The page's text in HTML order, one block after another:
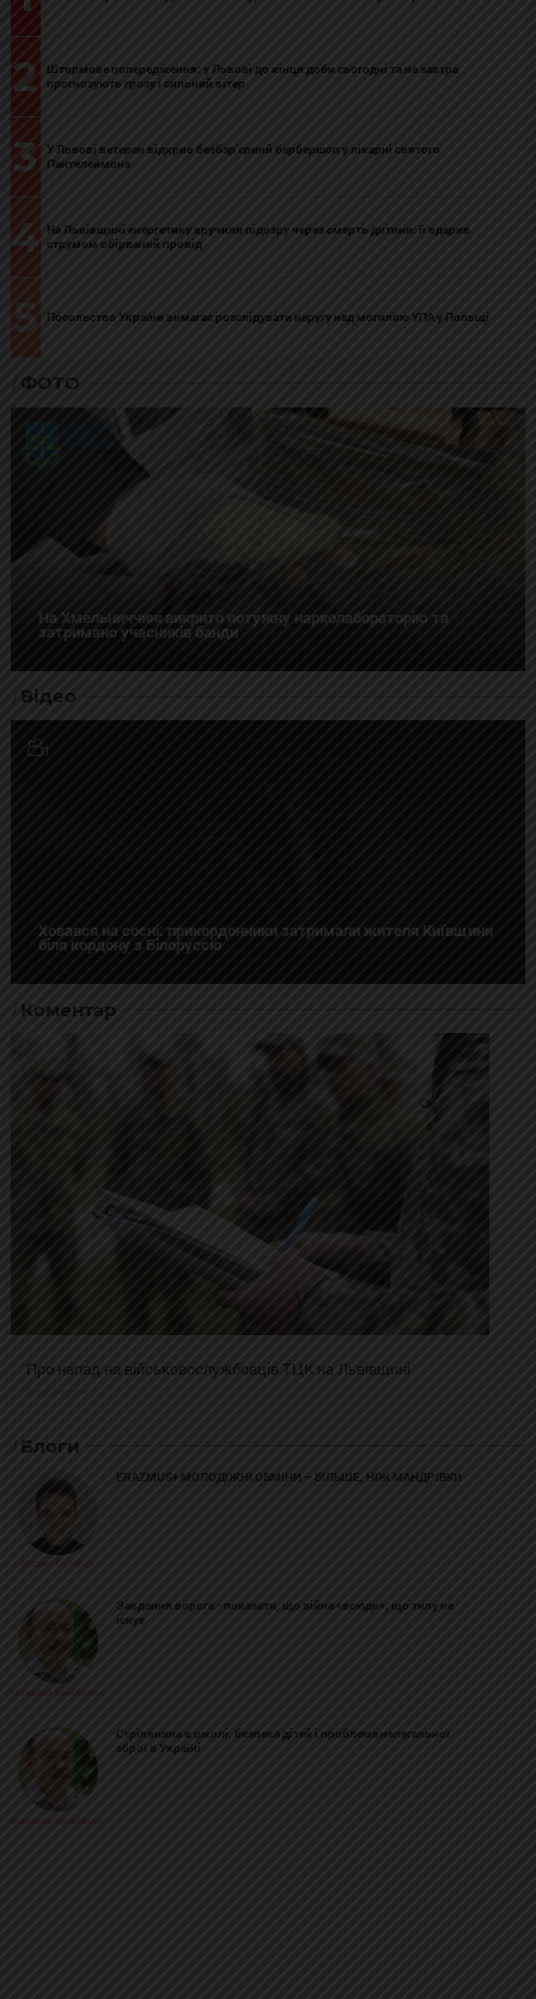
2
Штормове попередження: у Львові до кінця доби сьогодні та на завтра
прогнозують грозу і сильний вітер
3
У Львові ветеран відкрив безбар’єрний барбершоп у лікарні святого
Пантелеймона
4
На Львівщині енергетику вручили підозру через смерть дитини: її вдарив
струмом обірваний провід
5 Посольство України вимагає розслідувати наругу над могилою УПА у Польщі
ФОТО
На Хмельниччині викрито потужну нарколабораторію та
затримано учасників банди
Відео
Ховався на сосні: прикордонники затримали жителя Київщини
біля кордону з Білоруссю
Коментар
Про напад на військовослужбовців ТЦК на Львівщині
Блоги
Богдан Козійчук
ERAZMUS+ МОЛОДІЖНІ ОБМІНИ – БІЛЬШЕ, НІЖ МАНДРІВКИ
Михайло Цимбалюк
Завдання ворога - показати, що війна «всюди», що тилу не
існує
Михайло Цимбалюк
Стрілянина в школі, безпека дітей і проблема нелегальної
зброї в Україні